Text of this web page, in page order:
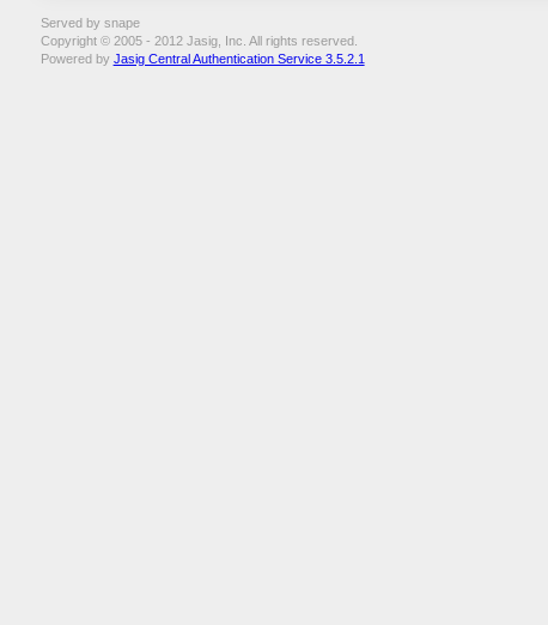
Served by snape
Copyright © 2005 - 2012 Jasig, Inc. All rights reserved.
Powered by Jasig Central Authentication Service 3.5.2.1